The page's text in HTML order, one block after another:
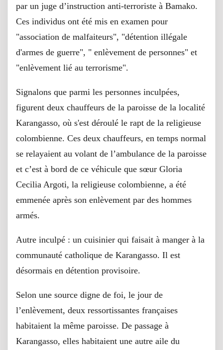
par un juge d’instruction anti-terroriste à Bamako.
Ces individus ont été mis en examen pour
"association de malfaiteurs", "détention illégale
d'armes de guerre", " enlèvement de personnes" et
"enlèvement lié au terrorisme".
Signalons que parmi les personnes inculpées,
figurent deux chauffeurs de la paroisse de la localité
Karangasso, où s'est déroulé le rapt de la religieuse
colombienne. Ces deux chauffeurs, en temps normal
se relayaient au volant de l’ambulance de la paroisse
et c’est à bord de ce véhicule que sœur Gloria
Cecilia Argoti, la religieuse colombienne, a été
emmenée après son enlèvement par des hommes
armés.
Autre inculpé : un cuisinier qui faisait à manger à la
communauté catholique de Karangasso. Il est
désormais en détention provisoire.
Selon une source digne de foi, le jour de
l’enlèvement, deux ressortissantes françaises
habitaient la même paroisse. De passage à
Karangasso, elles habitaient une autre aile du